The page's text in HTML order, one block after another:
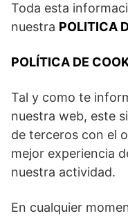
Toda esta
nuestra POLITICA
POLÍTICA DE
Tal y como te
nuestra web, este
de terceros con el
mejor experiencia
nuestra actividad.
En cualquier